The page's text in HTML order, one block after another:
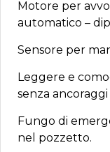
Motore per
automatico –
Sensore per
Leggere e
senza
Fungo di
nel pozzetto.